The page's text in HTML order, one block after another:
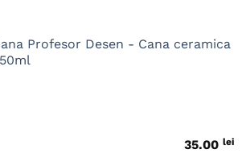
Profesor Desen - Cana ceramica
35.00 lei